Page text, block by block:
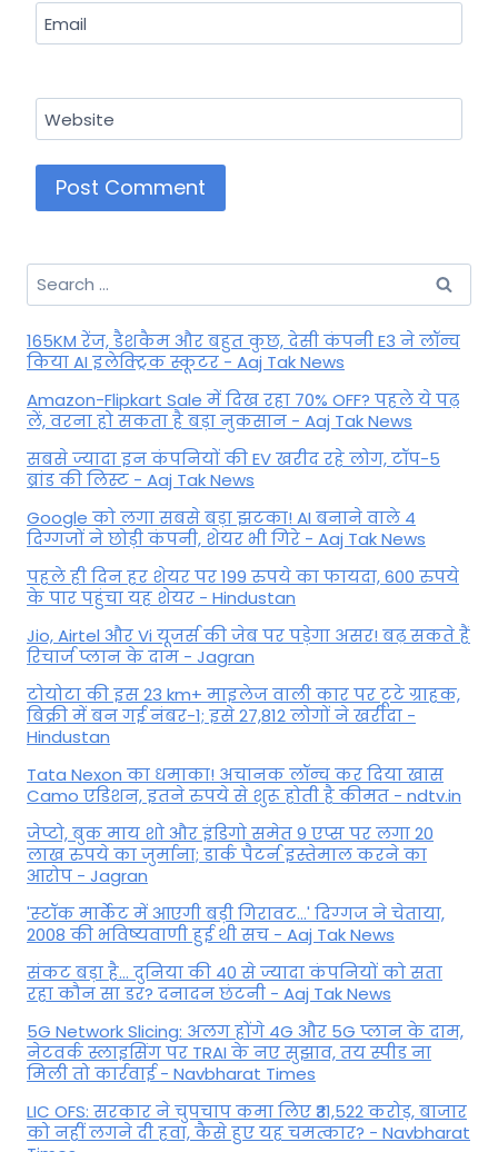
Email
Website
Search
for:
165KM रेंज, डैशकैम और बहुत कुछ, देसी कंपनी E3 ने लॉन्च
किया AI इलेक्ट्रिक स्कूटर - Aaj Tak News
Amazon-Flipkart Sale में दिख रहा 70% OFF? पहले ये पढ़
लें, वरना हो सकता है बड़ा नुकसान - Aaj Tak News
सबसे ज्यादा इन कंपनियों की EV खरीद रहे लोग, टॉप-5
ब्रांड की लिस्ट - Aaj Tak News
Google को लगा सबसे बड़ा झटका! AI बनाने वाले 4
दिग्गजों ने छोड़ी कंपनी, शेयर भी गिरे - Aaj Tak News
पहले ही दिन हर शेयर पर 199 रुपये का फायदा, 600 रुपये
के पार पहुंचा यह शेयर - Hindustan
Jio, Airtel और Vi यूजर्स की जेब पर पड़ेगा असर! बढ़ सकते हैं
रिचार्ज प्लान के दाम - Jagran
टोयोटा की इस 23 km+ माइलेज वाली कार पर टूटे ग्राहक,
बिक्री में बन गई नंबर-1; इसे 27,812 लोगों ने खरीदा -
Hindustan
Tata Nexon का धमाका! अचानक लॉन्च कर दिया खास
Camo एडिशन, इतने रुपये से शुरू होती है कीमत - ndtv.in
जेप्टो, बुक माय शो और इंडिगो समेत 9 एप्स पर लगा 20
लाख रुपये का जुर्माना; डार्क पैटर्न इस्तेमाल करने का
आरोप - Jagran
'स्‍टॉक मार्केट में आएगी बड़ी गिरावट...' दिग्‍गज ने चेताया,
2008 की भविष्यवाणी हुई थी सच - Aaj Tak News
संकट बड़ा है... दुनिया की 40 से ज्यादा कंपनियों को सता
रहा कौन सा डर? दनादन छंटनी - Aaj Tak News
5G Network Slicing: अलग होंगे 4G और 5G प्लान के दाम,
नेटवर्क स्लाइसिंग पर TRAI के नए सुझाव, तय स्पीड ना
मिली तो कार्रवाई - Navbharat Times
LIC OFS: सरकार ने चुपचाप कमा लिए ₹31,522 करोड़, बाजार
को नहीं लगने दी हवा, कैसे हुए यह चमत्कार? - Navbharat